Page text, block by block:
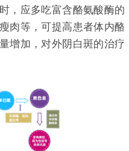
，应多吃富含酪氨酸酶的
肉等，可提高患者体内酪
增加，对外阴白斑的治疗